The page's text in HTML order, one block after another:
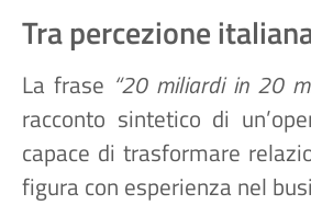
Tra percezione
La frase “20 miliardi in 20
racconto sintetico di
capace di trasformare
figura con esperienza nel